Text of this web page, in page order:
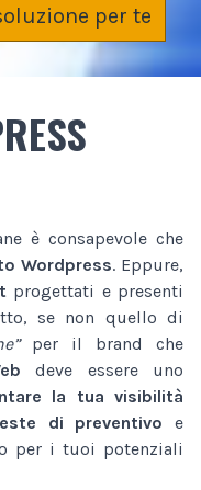
per te
è consapevole che
Wordpress. Eppure,
progettati e presenti
se non quello di
per il brand che
deve essere uno
la tua visibilità
di preventivo e
per i tuoi potenziali